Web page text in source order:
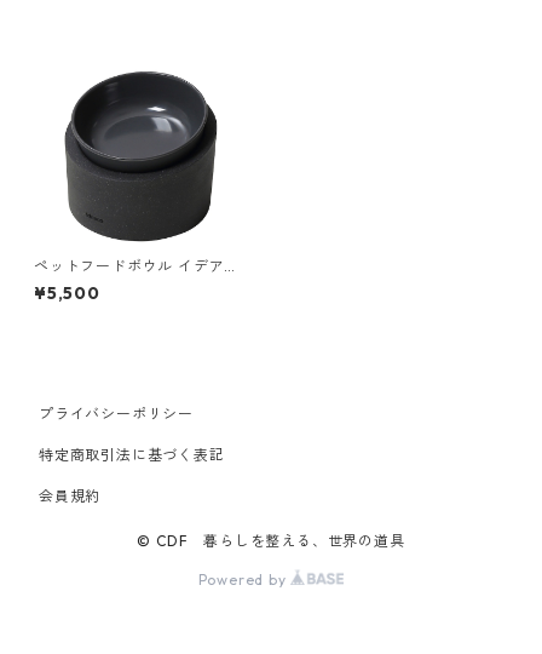
ペットフードボウル イデアコ
ペット用食器 ペットフィーダ
ー フードボウル ideaco Pet F
¥5,500
プライバシーポリシー
特定商取引法に基づく表記
会員規約
© CDF 暮らしを整える、世界の道具
Powered by